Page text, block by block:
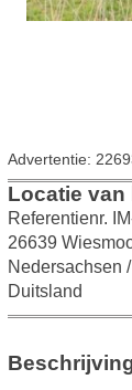
Advertentie:
Locatie van
Referentienr.
26639
Nedersachsen
Duitsland